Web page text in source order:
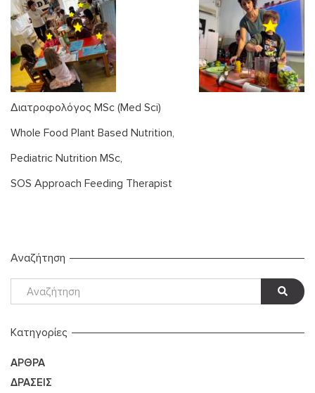
Διατροφολόγος MSc (Med Sci)
Whole Food Plant Based Nutrition,
Pediatric Nutrition MSc,
SOS Approach Feeding Therapist
Αναζήτηση
Kατηγορίες
ΆΡΘΡΑ
ΔΡΆΣΕΙΣ